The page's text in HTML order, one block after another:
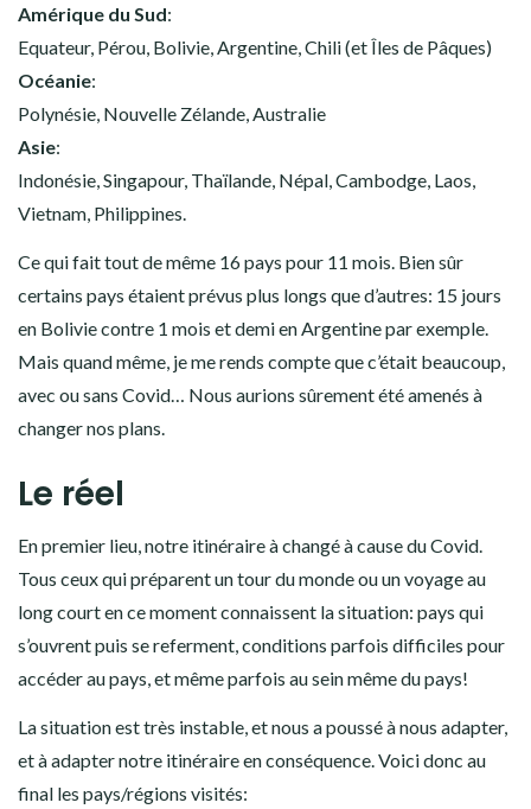
Amérique du Sud:
Equateur, Pérou, Bolivie, Argentine, Chili (et Îles de Pâques)
Océanie:
Polynésie, Nouvelle Zélande, Australie
Asie:
Indonésie, Singapour, Thaïlande, Népal, Cambodge, Laos,
Vietnam, Philippines.
Ce qui fait tout de même 16 pays pour 11 mois. Bien sûr
certains pays étaient prévus plus longs que d’autres: 15 jours
en Bolivie contre 1 mois et demi en Argentine par exemple.
Mais quand même, je me rends compte que c’était beaucoup,
avec ou sans Covid… Nous aurions sûrement été amenés à
changer nos plans.
Le réel
En premier lieu, notre itinéraire à changé à cause du Covid.
Tous ceux qui préparent un tour du monde ou un voyage au
long court en ce moment connaissent la situation: pays qui
s’ouvrent puis se referment, conditions parfois difficiles pour
accéder au pays, et même parfois au sein même du pays!
La situation est très instable, et nous a poussé à nous adapter,
et à adapter notre itinéraire en conséquence. Voici donc au
final les pays/régions visités: